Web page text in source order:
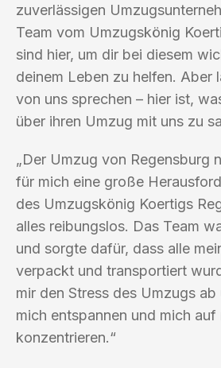
zuverlässigen
Team vom Umzugskönig
sind hier, um dir bei diesem
deinem Leben zu helfen. Aber
von uns sprechen – hier ist,
über ihren Umzug mit uns zu
„Der Umzug von Regensburg
für mich eine große
des Umzugskönig Koertigs
alles reibungslos. Das Team
und sorgte dafür, dass alle
verpackt und transportiert
mir den Stress des Umzugs
mich entspannen und mich auf
konzentrieren.“